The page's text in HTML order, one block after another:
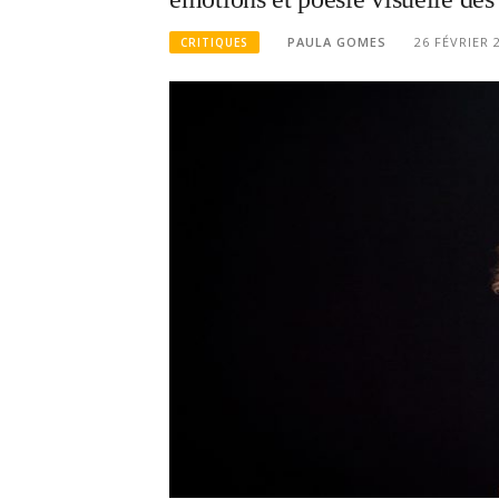
CRITIQUES PAULA GOMES 26 FÉVRIER